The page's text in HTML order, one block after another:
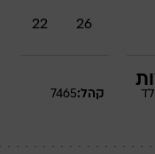
26
22
קהל:7465